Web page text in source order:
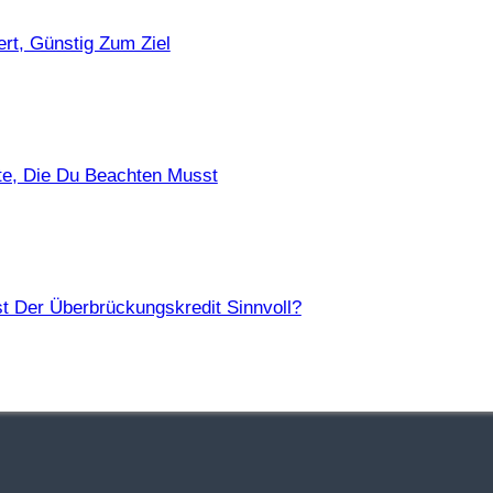
Sind Zulässig?
Eine Fristlose Kündigung?
Unterschiede?
Günstig Zum Ziel
Die Du Beachten Musst
Der Überbrückungskredit Sinnvoll?